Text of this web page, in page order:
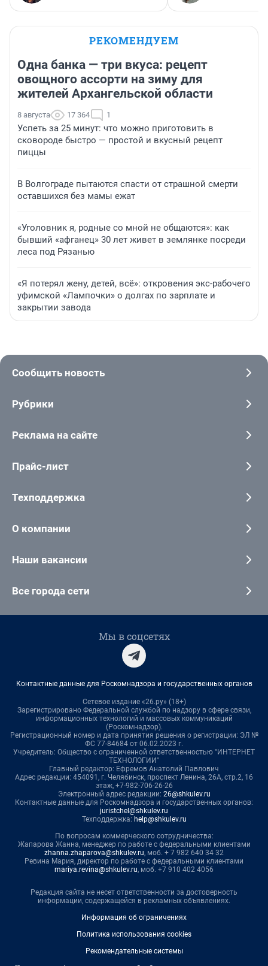
РЕКОМЕНДУЕМ
Одна банка — три вкуса: рецепт
овощного ассорти на зиму для
жителей Архангельской области
8 августа 17 364 1
Успеть за 25 минут: что можно приготовить в
сковороде быстро — простой и вкусный рецепт
пиццы
В Волгограде пытаются спасти от страшной смерти
оставшихся без мамы ежат
«Уголовник я, родные со мной не общаются»: как
бывший «афганец» 30 лет живет в землянке посреди
леса под Рязанью
«Я потерял жену, детей, всё»: откровения экс-рабочего
уфимской «Лампочки» о долгах по зарплате и
закрытии завода
Сообщить новость
Рубрики
Реклама на сайте
Прайс-лист
Техподдержка
О компании
Наши вакансии
Все города сети
Мы в соцсетях
Контактные данные для Роскомнадзора и государственных органов
Сетевое издание «26.ру» (18+)
Зарегистрировано Федеральной службой по надзору в сфере связи,
информационных технологий и массовых коммуникаций
(Роскомнадзор).
Регистрационный номер и дата принятия решения о регистрации: ЭЛ №
ФС 77-84684 от 06.02.2023 г.
Учредитель: Общество с ограниченной ответственностью "ИНТЕРНЕТ
ТЕХНОЛОГИИ"
Главный редактор: Ефремов Анатолий Павлович
Адрес редакции: 454091, г. Челябинск, проспект Ленина, 26А, стр.2, 16
этаж, +7-982-706-26-26
Электронный адрес редакции: 26@shkulev.ru
Контактные данные для Роскомнадзора и государственных органов:
juristchel@shkulev.ru
Техподдержка: help@shkulev.ru
По вопросам коммерческого сотрудничества:
Жапарова Жанна, менеджер по работе с федеральными клиентами
zhanna.zhaparova@shkulev.ru, моб. + 7 982 640 34 32
Ревина Мария, директор по работе с федеральными клиентами
mariya.revina@shkulev.ru, моб. +7 910 402 4056
Редакция сайта не несет ответственности за достоверность
информации, содержащейся в рекламных объявлениях.
Информация об ограничениях
Политика использования cookies
Рекомендательные системы